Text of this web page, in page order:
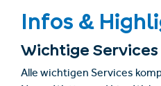
Infos &
Wichtige
Alle wichtigen Services